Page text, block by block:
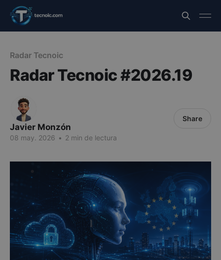
Radar Tecnoic
Radar Tecnoic #2026.19
Javier Monzón
08 may. 2026 • 2 min de lectura
Share